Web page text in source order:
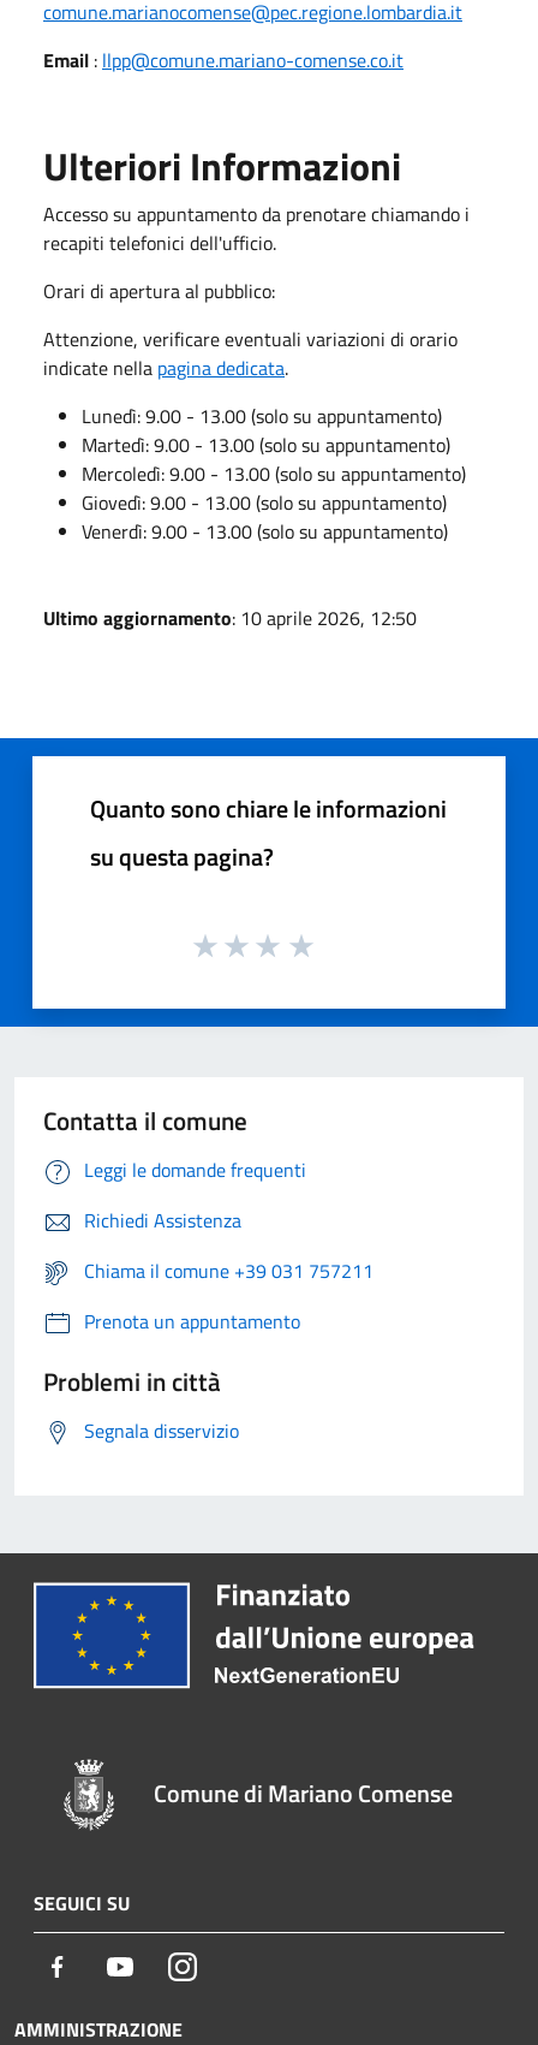
comune.marianocomense@pec.regione.lombardia.it
Email : llpp@comune.mariano-comense.co.it
Ulteriori Informazioni
Accesso su appuntamento da prenotare chiamando i
recapiti telefonici dell'ufficio.
Orari di apertura al pubblico:
Attenzione, verificare eventuali variazioni di orario
indicate nella pagina dedicata.
Lunedì: 9.00 - 13.00 (solo su appuntamento)
Martedì: 9.00 - 13.00 (solo su appuntamento)
Mercoledì: 9.00 - 13.00 (solo su appuntamento)
Giovedì: 9.00 - 13.00 (solo su appuntamento)
Venerdì: 9.00 - 13.00 (solo su appuntamento)
Ultimo aggiornamento: 10 aprile 2026, 12:50
Quanto sono chiare le informazioni
su questa pagina?
Contatta il comune
Leggi le domande frequenti
Richiedi Assistenza
Chiama il comune +39 031 757211
Prenota un appuntamento
Problemi in città
Segnala disservizio
Comune di Mariano Comense
SEGUICI SU
Facebook YoutubeInstagram
AMMINISTRAZIONE